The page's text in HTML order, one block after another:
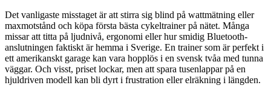
Det vanligaste misstaget är att stirra sig blind på wattmätning eller
maxmotstånd och köpa första bästa cykeltrainer på nätet. Många
missar att titta på ljudnivå, ergonomi eller hur smidig Bluetooth-
anslutningen faktiskt är hemma i Sverige. En trainer som är perfekt i
ett amerikanskt garage kan vara hopplös i en svensk tvåa med tunna
väggar. Och visst, priset lockar, men att spara tusenlappar på en
hjuldriven modell kan bli dyrt i frustration eller elräkning i längden.